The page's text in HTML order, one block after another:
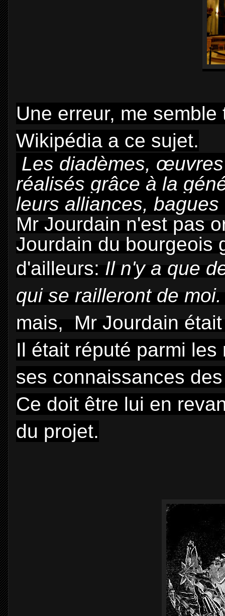
Une erreur, me
Wikipédia a ce sujet.
Les diadèmes,
réalisés grâce à la
leurs alliances,
Mr Jourdain n'est pas
Jourdain du bourgeois
d'ailleurs: Il n'y a que
qui se railleront de
mais, Mr Jourdain
Il était réputé parmi
ses connaissances
Ce doit être lui en
du projet.